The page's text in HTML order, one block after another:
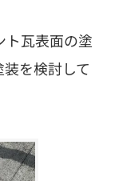
瓦表面の塗
を検討して